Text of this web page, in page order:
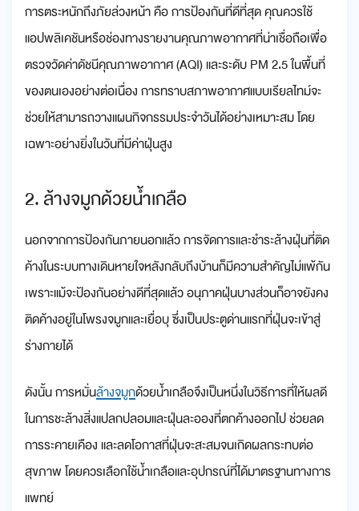
การตระหนักถึงภัยล่วงหน้า คือ การป้องกันที่ดีที่สุด คุณควรใช้
แอปพลิเคชันหรือช่องทางรายงานคุณภาพอากาศที่น่าเชื่อถือเพื่อ
ตรวจวัดค่าดัชนีคุณภาพอากาศ (AQI) และระดับ PM 2.5 ในพื้นที่
ของตนเองอย่างต่อเนื่อง การทราบสภาพอากาศแบบเรียลไทม์จะ
ช่วยให้สามารถวางแผนกิจกรรมประจำวันได้อย่างเหมาะสม โดย
เฉพาะอย่างยิ่งในวันที่มีค่าฝุ่นสูง
2. ล้างจมูกด้วยน้ำเกลือ
นอกจากการป้องกันภายนอกแล้ว การจัดการและชำระล้างฝุ่นที่ติด
ค้างในระบบทางเดินหายใจหลังกลับถึงบ้านก็มีความสำคัญไม่แพ้กัน
เพราะแม้จะป้องกันอย่างดีที่สุดแล้ว อนุภาคฝุ่นบางส่วนก็อาจยังคง
ติดค้างอยู่ในโพรงจมูกและเยื่อบุ ซึ่งเป็นประตูด่านแรกที่ฝุ่นจะเข้าสู่
ร่างกายได้
ดังนั้น การหมั่นล้างจมูกด้วยน้ำเกลือจึงเป็นหนึ่งในวิธีการที่ให้ผลดี
ในการชะล้างสิ่งแปลกปลอมและฝุ่นละอองที่ตกค้างออกไป ช่วยลด
การระคายเคือง และลดโอกาสที่ฝุ่นจะสะสมจนเกิดผลกระทบต่อ
สุขภาพ โดยควรเลือกใช้น้ำเกลือและอุปกรณ์ที่ได้มาตรฐานทางการ
แพทย์